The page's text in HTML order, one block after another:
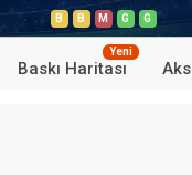
B B M G G
Baskı Haritası
Yeni